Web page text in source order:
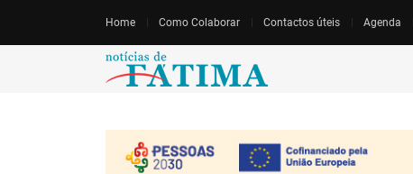
Home Como Colaborar Contactos úteis Agenda